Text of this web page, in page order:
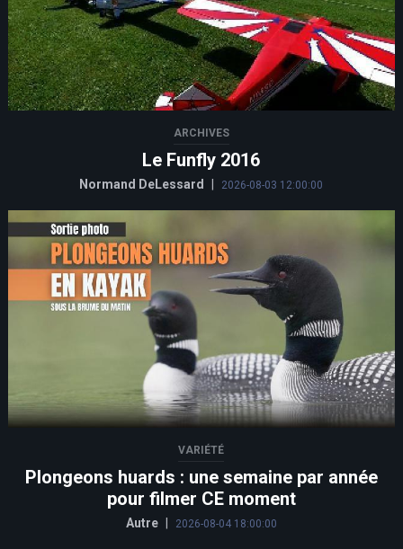
ARCHIVES
Le Funfly 2016
Normand DeLessard 2026-08-03 12:00:00
VARIÉTÉ
Plongeons huards : une semaine par année
pour filmer CE moment
Autre 2026-08-04 18:00:00